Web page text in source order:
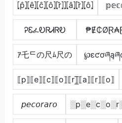
⦏p̂⦎⦏ê⦎⦏ĉ⦎⦏ô⦎⦏r̂⦎⦎⦏â⦎⦏r̂⦎⦏ô⦎
ᎮᏋፈᎧᏒᏗᏒᎧ
ｱ乇ᄃの尺ﾑ尺の
⟦p⟧⟦e⟧⟦c⟧⟦o⟧⟦r⟧̲̅⟦a⟧⟦r⟧⟦o⟧
𝘱𝘦𝘤𝘰𝘳𝘢𝘳𝘰